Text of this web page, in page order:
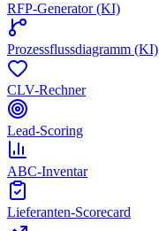
RFP-Generator (KI)
Prozessflussdiagramm (KI)
CLV-Rechner
Lead-Scoring
ABC-Inventar
Lieferanten-Scorecard